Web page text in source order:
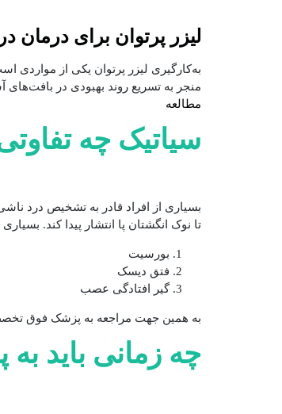
لیزر پرتوان برای درمان
به‌کارگیری لیزر پرتوان یکی از مواردی
منجر به تسریع روند بهبودی در
مطالعه
سیاتیک چه
بسیاری از افراد قادر به تشخیص درد
تا نوک انگشتان پا انتشار پیدا کند.
بورسیت
فتق دیسک
گیر افتادگی عصب
به همین جهت مراجعه به پزشک فوق
چه زمانی باید